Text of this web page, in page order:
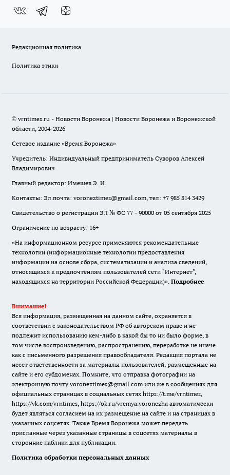
Редакционная политика
Политика этики
© vrntimes.ru - Новости Воронежа | Новости Воронежа и Воронежской
области, 2004-2026
Сетевое издание «Время Воронежа»
Учредитель: Индивидуальный предприниматель Суворов Алексей
Владимирович
Главный редактор: Имешев Э. И.
Контакты: Эл.почта: voroneztimes@gmail.com, тел: +7 985 814 3429
Свидетельство о регистрации ЭЛ № ФС 77 - 90000 от 05 сентября 2025
Ограничение по возрасту: 16+
«На информационном ресурсе применяются рекомендательные
технологии (информационные технологии предоставления
информации на основе сбора, систематизации и анализа сведений,
относящихся к предпочтениям пользователей сети "Интернет",
находящихся на территории Российской Федерации)». Подробнее
Внимание!
Вся информация, размещенная на данном сайте, охраняется в
соответствии с законодательством РФ об авторском праве и не
подлежит использованию кем-либо в какой бы то ни было форме, в
том числе воспроизведению, распространению, переработке не иначе
как с письменного разрешения правообладателя. Редакция портала не
несет ответственности за материалы пользователей, размещенные на
сайте и его субдоменах. Помните, что отправка фотографии на
электронную почту voroneztimes@gmail.com или же в сообщениях для
официальных страницах в социальных сетях https://t.me/vrntimes,
https://vk.com/vrntimes, https://ok.ru/vremya.voronezha автоматически
будет являться согласием на их размещение на сайте и на страницах в
указанных соцсетях. Также Время Воронежа может передать
присланные через указанные страницы в соцсетях материалы в
сторонние паблики для публикации.
Политика обработки персональных данных